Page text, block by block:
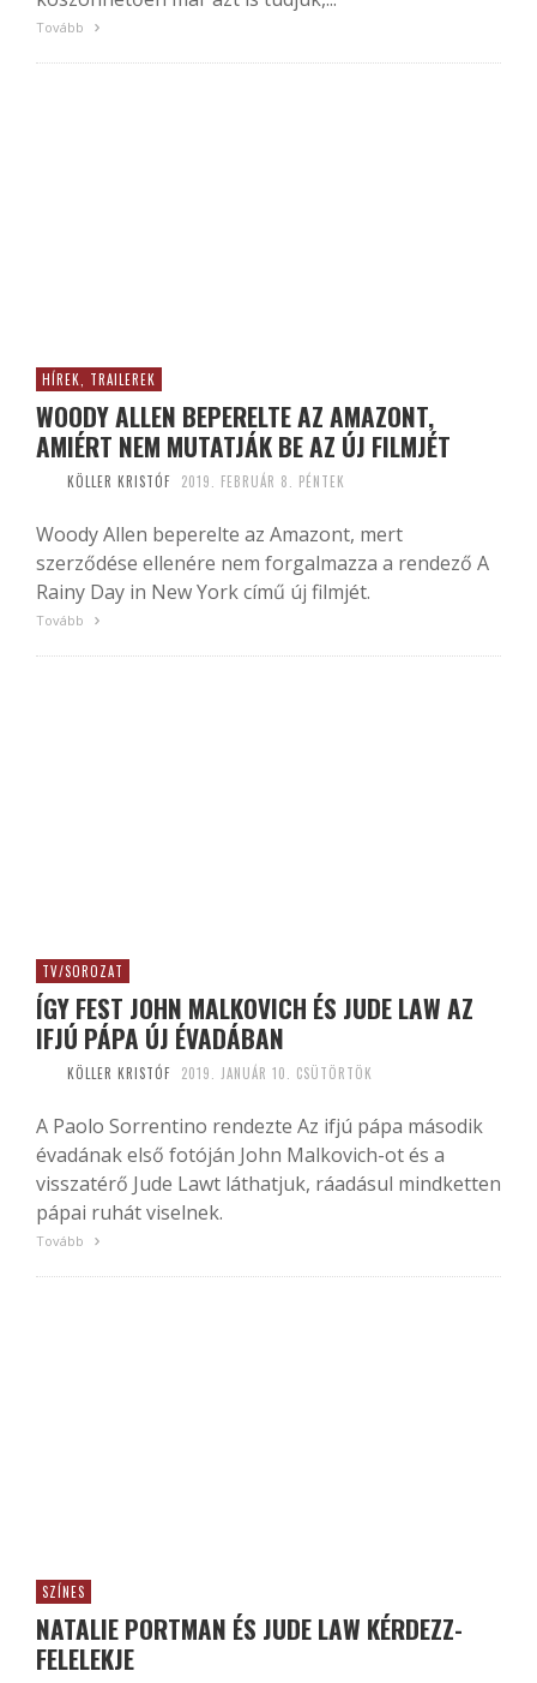
Tovább
HÍREK, TRAILEREK
WOODY ALLEN BEPERELTE AZ AMAZONT,
AMIÉRT NEM MUTATJÁK BE AZ ÚJ FILMJÉT
KÖLLER KRISTÓF 2019. FEBRUÁR 8. PÉNTEK
Woody Allen beperelte az Amazont, mert
szerződése ellenére nem forgalmazza a rendező A
Rainy Day in New York című új filmjét.
Tovább
TV/SOROZAT
ÍGY FEST JOHN MALKOVICH ÉS JUDE LAW AZ
IFJÚ PÁPA ÚJ ÉVADÁBAN
KÖLLER KRISTÓF 2019. JANUÁR 10. CSÜTÖRTÖK
A Paolo Sorrentino rendezte Az ifjú pápa második
évadának első fotóján John Malkovich-ot és a
visszatérő Jude Lawt láthatjuk, ráadásul mindketten
pápai ruhát viselnek.
Tovább
SZÍNES
NATALIE PORTMAN ÉS JUDE LAW KÉRDEZZ-
FELELEKJE